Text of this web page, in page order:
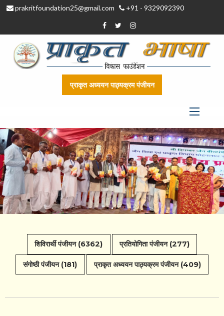
prakritfoundation25@gmail.com +91 - 9329092390
प्राकृत अध्ययन पाठ्यक्रम पंजीयन
शिविरार्थी पंजीयन (6362) प्रतियोगिता पंजीयन (277)
संगोष्ठी पंजीयन (181) प्राकृत अध्ययन पाठ्यक्रम पंजीयन (409)